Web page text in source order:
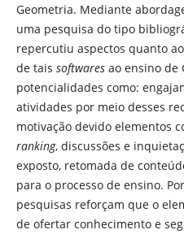
Geometria. Mediante
uma pesquisa do tipo
repercutiu aspectos quanto
de tais softwaresao ensino de
potencialidades como:
atividades por meio desses
motivação devido elementos
ranking, discussões e
exposto, retomada de
para o processo de ensino.
pesquisas reforçam que o
de ofertar conhecimento e